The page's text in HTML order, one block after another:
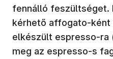
fennálló feszültséget.
kérhető affogato-ként
elkészült espresso-ra
meg az espresso-s